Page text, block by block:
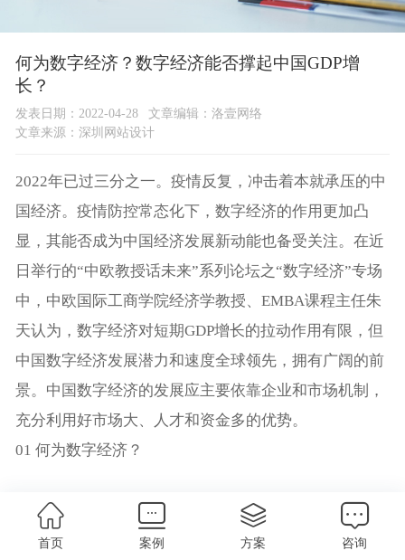
何为数字经济？数字经济能否撑起中国GDP增
长？
发表日期：2022-04-28
文章编辑：洛壹网络
文章来源： 深圳网站设计
2022年已过三分之一。疫情反复，冲击着本就承压的中
国经济。疫情防控常态化下，数字经济的作用更加凸
显，其能否成为中国经济发展新动能也备受关注。在近
日举行的“中欧教授话未来”系列论坛之“数字经济”专场
中，中欧国际工商学院经济学教授、EMBA课程主任朱
天认为，数字经济对短期GDP增长的拉动作用有限，但
中国数字经济发展潜力和速度全球领先，拥有广阔的前
景。中国数字经济的发展应主要依靠企业和市场机制，
充分利用好市场大、人才和资金多的优势。
01 何为数字经济？
要讨论数字经济在宏观经济中的作用，首先要弄明白何
为数字经济。
首页 案例 方案 咨询